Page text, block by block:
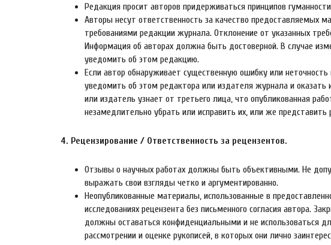
Редакция просит авторов придерживаться принципов
Авторы несут ответственность за качество предоставляемых
требованиями редакции журнала. Отклонение от указанных
Информация об авторах должна быть достоверной. В случае
уведомить об этом редакцию.
Если автор обнаруживает существенную ошибку или
уведомить об этом редактора или издателя журнала и
или издатель узнает от третьего лица, что опубликованная
незамедлительно убрать или исправить их, или же
4. Рецензирование / Ответственность за рецензентов.
Отзывы о научных работах должны быть объективными. Не
выражать свои взгляды четко и аргументированно.
Неопубликованные материалы, использованные в
исследованиях рецензента без письменного согласия автора.
должны оставаться конфиденциальными и не использоваться
рассмотрении и оценке рукописей, в которых они лично